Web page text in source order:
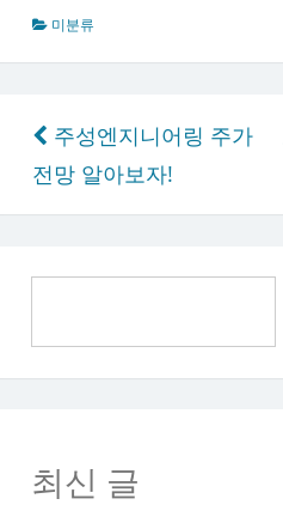
미분류
글
탐
색
주성엔지니어링 주가
전망 알아보자!
최신 글